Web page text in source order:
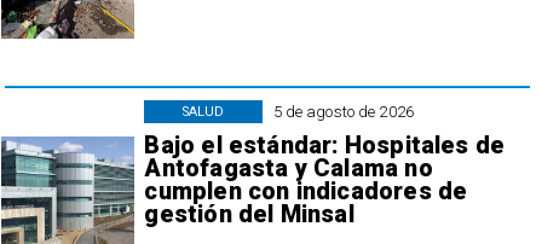
5 de agosto de 2026
Bajo el estándar: Hospitales de
Antofagasta y Calama no
cumplen con indicadores de
gestión del Minsal
SALUD